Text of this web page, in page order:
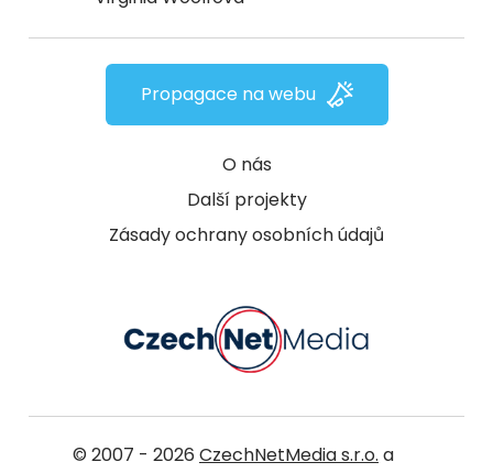
O nás
Další projekty
Zásady ochrany osobních údajů
Propagace na webu
© 2007 - 2026 CzechNetMedia s.r.o. a